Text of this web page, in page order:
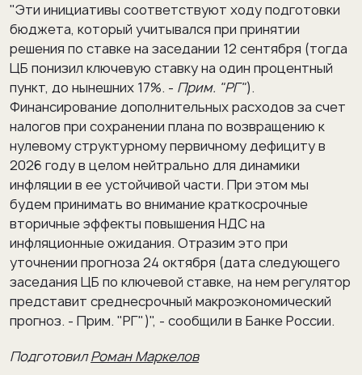
"Эти инициативы соответствуют ходу подготовки
бюджета, который учитывался при принятии
решения по ставке на заседании 12 сентября (тогда
ЦБ понизил ключевую ставку на один процентный
пункт, до нынешних 17%. - Прим. "РГ").
Финансирование дополнительных расходов за счет
налогов при сохранении плана по возвращению к
нулевому структурному первичному дефициту в
2026 году в целом нейтрально для динамики
инфляции в ее устойчивой части. При этом мы
будем принимать во внимание краткосрочные
вторичные эффекты повышения НДС на
инфляционные ожидания. Отразим это при
уточнении прогноза 24 октября (дата следующего
заседания ЦБ по ключевой ставке, на нем регулятор
представит среднесрочный макроэкономический
прогноз. - Прим. "РГ")", - сообщили в Банке России.
ПодготовилРоман Маркелов